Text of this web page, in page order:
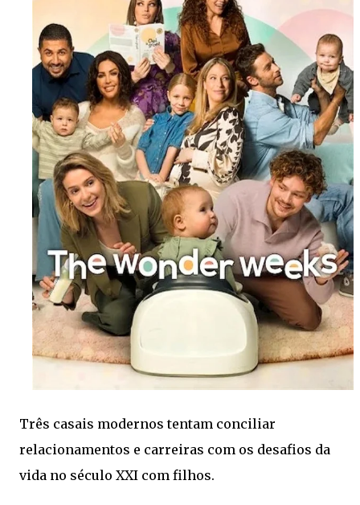
Três casais modernos tentam conciliar
relacionamentos e carreiras com os desafios da
vida no século XXI com filhos.